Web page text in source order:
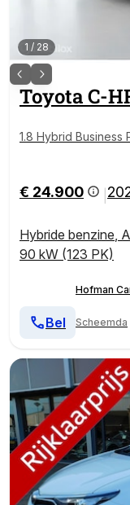
1 / 28
ToyotaC-
1.8 Hybrid Business
€ 24.900
Hybride benzine,
90 kW (123 PK)
Hofman
Scheemda
Bel